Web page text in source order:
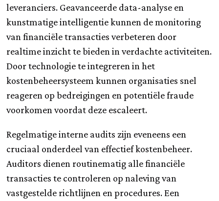
leveranciers. Geavanceerde data-analyse en
kunstmatige intelligentie kunnen de monitoring
van financiële transacties verbeteren door
realtime inzicht te bieden in verdachte activiteiten.
Door technologie te integreren in het
kostenbeheersysteem kunnen organisaties snel
reageren op bedreigingen en potentiële fraude
voorkomen voordat deze escaleert.
Regelmatige interne audits zijn eveneens een
cruciaal onderdeel van effectief kostenbeheer.
Auditors dienen routinematig alle financiële
transacties te controleren op naleving van
vastgestelde richtlijnen en procedures. Een